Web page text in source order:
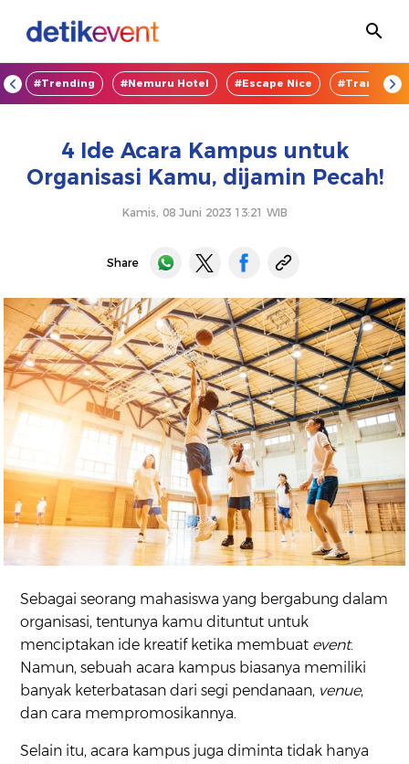
#Trending #Nemuru Hotel #Escape Nice
4 Ide Acara Kampus untuk
Organisasi Kamu, dijamin Pecah!
Kamis, 08 Juni 2023 13:21 WIB
Share
Sebagai seorang mahasiswa yang bergabung dalam
organisasi, tentunya kamu dituntut untuk
menciptakan ide kreatif ketika membuat event.
Namun, sebuah acara kampus biasanya memiliki
banyak keterbatasan dari segi pendanaan, venue,
dan cara mempromosikannya.
Selain itu, acara kampus juga diminta tidak hanya